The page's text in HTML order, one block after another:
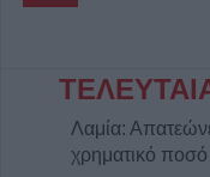
Λαμία:
χρηματικό